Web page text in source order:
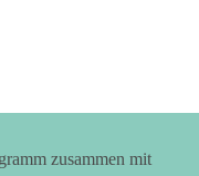
zusammen mit